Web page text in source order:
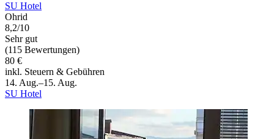
SU Hotel
Ohrid
8,2/10
Sehr gut
(115 Bewertungen)
80 €
inkl. Steuern & Gebühren
14. Aug.–15. Aug.
SU Hotel